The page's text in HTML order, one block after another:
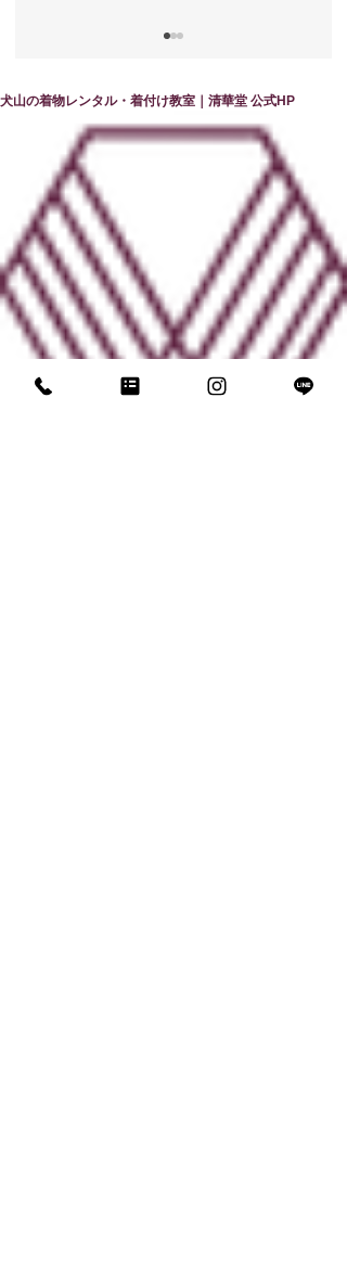
他装コースで学ぶ 誰
かの笑顔を創造する仕
事の魅力
の
犬山の着物レンタル・着付け教室｜清華堂 公式HP